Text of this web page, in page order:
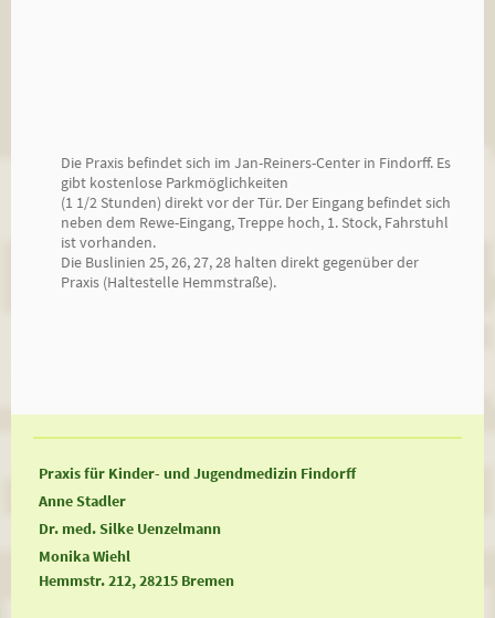
Die Praxis befindet sich im Jan-Reiners-Center in Findorff. Es
gibt kostenlose Parkmöglichkeiten
(1 1/2 Stunden) direkt vor der Tür. Der Eingang befindet sich
neben dem Rewe-Eingang, Treppe hoch, 1. Stock, Fahrstuhl
ist vorhanden.
Die Buslinien 25, 26, 27, 28 halten direkt gegenüber der
Praxis (Haltestelle Hemmstraße).
Praxis für Kinder- und Jugendmedizin Findorff
Anne Stadler
Dr. med. Silke Uenzelmann
Monika Wiehl
Hemmstr. 212, 28215 Bremen